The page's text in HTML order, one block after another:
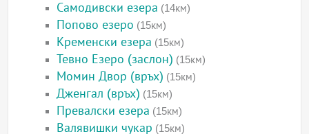
Самодивски езера (14км)
Попово езеро (15км)
Кременски езера (15км)
Тевно Езеро (заслон) (15км)
Момин Двор (връх) (15км)
Дженгал (връх) (15км)
Превалски езера (15км)
Валявишки чукар (15км)